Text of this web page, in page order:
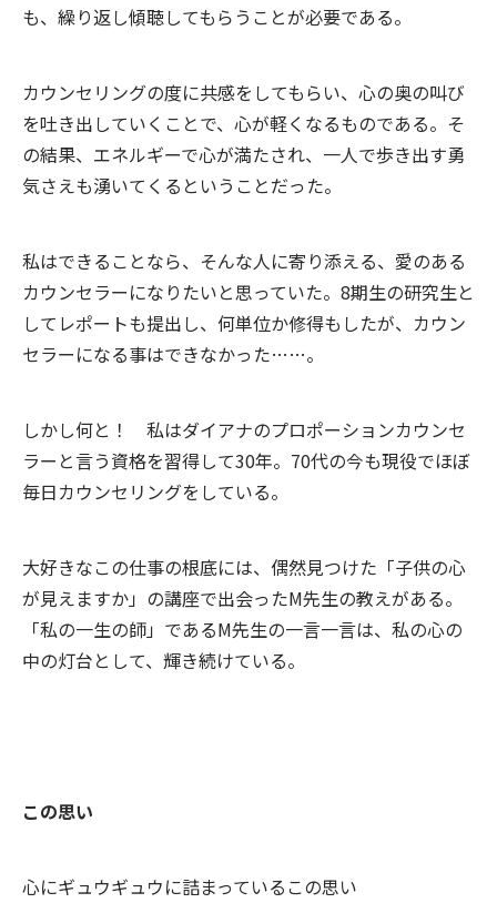
も、繰り返し傾聴してもらうことが必要である。
カウンセリングの度に共感をしてもらい、心の奥の叫び
を吐き出していくことで、心が軽くなるものである。そ
の結果、エネルギーで心が満たされ、一人で歩き出す勇
気さえも湧いてくるということだった。
私はできることなら、そんな人に寄り添える、愛のある
カウンセラーになりたいと思っていた。8期生の研究生と
してレポートも提出し、何単位か修得もしたが、カウン
セラーになる事はできなかった……。
しかし何と！ 私はダイアナのプロポーションカウンセ
ラーと言う資格を習得して30年。70代の今も現役でほぼ
毎日カウンセリングをしている。
大好きなこの仕事の根底には、偶然見つけた「子供の心
が見えますか」の講座で出会ったM先生の教えがある。
「私の一生の師」であるM先生の一言一言は、私の心の
中の灯台として、輝き続けている。
この思い
心にギュウギュウに詰まっているこの思い